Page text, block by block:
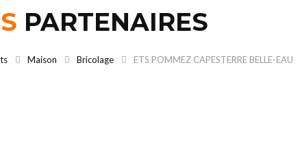
PARTENAIRES
Maison Bricolage ETS POMMEZ CAPESTERRE BELLE-EAU